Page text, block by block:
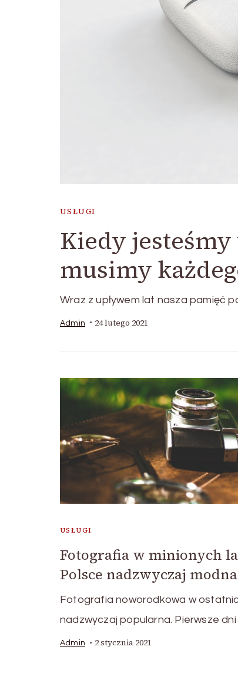
USŁUGI
Kiedy
musimy
Wraz z upływem lat nasza pamięć
Admin 24 lutego 2021
USŁUGI
Fotografia w minionych
Polsce nadzwyczaj
Fotografia noworodkowa w
nadzwyczaj popularna. Pierwsze
Admin 2 stycznia 2021